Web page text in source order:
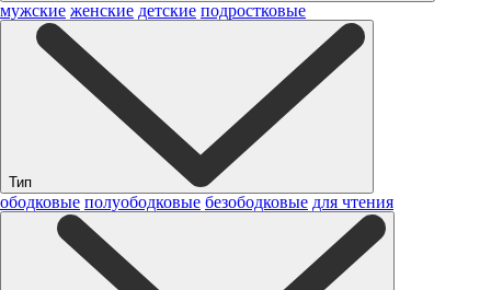
мужские женские детские подростковые
Тип
ободковые полуободковые безободковые для чтения